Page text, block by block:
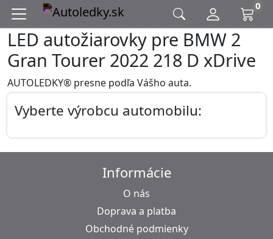
0
LED autožiarovky pre BMW 2
Gran Tourer 2022 218 D xDrive
AUTOLEDKY® presne podľa Vášho auta.
Vyberte výrobcu automobilu:
Informácie
O nás
Doprava a platba
Obchodné podmienky